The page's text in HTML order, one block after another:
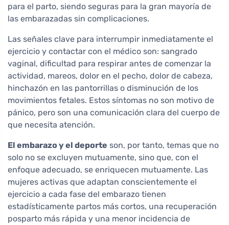
para el parto, siendo seguras para la gran mayoría de
las embarazadas sin complicaciones.
Las señales clave para interrumpir inmediatamente el
ejercicio y contactar con el médico son: sangrado
vaginal, dificultad para respirar antes de comenzar la
actividad, mareos, dolor en el pecho, dolor de cabeza,
hinchazón en las pantorrillas o disminución de los
movimientos fetales. Estos síntomas no son motivo de
pánico, pero son una comunicación clara del cuerpo de
que necesita atención.
El embarazo y el deporte son, por tanto, temas que no
solo no se excluyen mutuamente, sino que, con el
enfoque adecuado, se enriquecen mutuamente. Las
mujeres activas que adaptan conscientemente el
ejercicio a cada fase del embarazo tienen
estadísticamente partos más cortos, una recuperación
posparto más rápida y una menor incidencia de